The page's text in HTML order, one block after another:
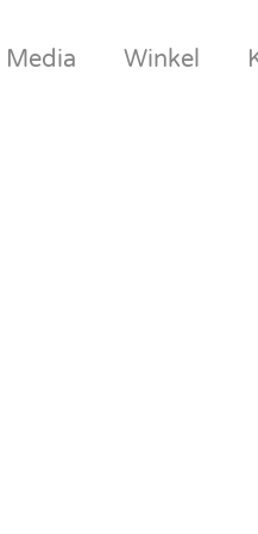
Media Winkel